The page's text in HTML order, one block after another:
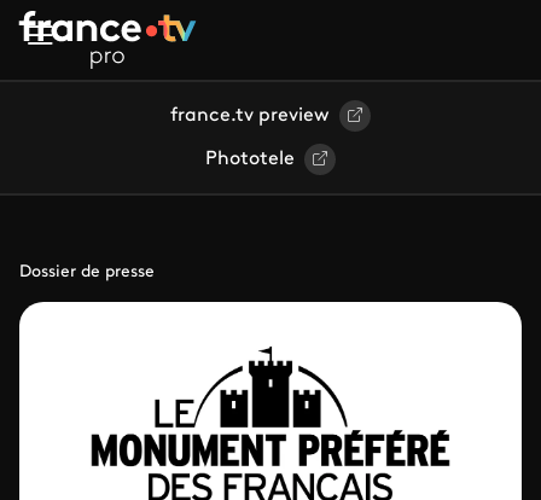
Aller au contenu principal
france.tv preview
Phototele
Dossier de presse